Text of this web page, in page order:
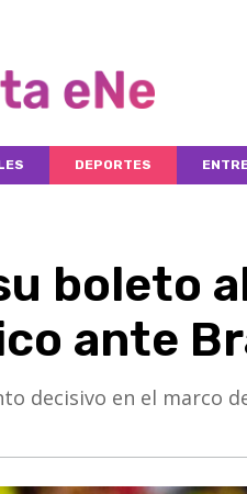
DEPORTES
boleto
ante
decisivo en el marco